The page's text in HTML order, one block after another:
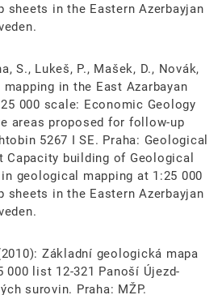
sheets in the Eastern Azerbayjan
S., Lukeš, P., Mašek, D., Novák,
in the East Azarbayan
000 scale: Economic Geology
areas proposed for follow-up
5267 I SE. Praha: Geological
Capacity building of Geological
geological mapping at 1:25 000
sheets in the Eastern Azerbayjan
Základní geologická mapa
000 list 12-321 Panoší Újezd-
surovin. Praha: MŽP.